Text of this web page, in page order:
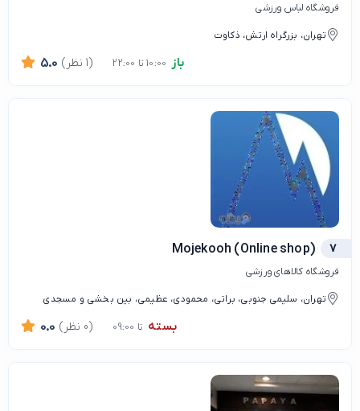
فروشگاه لباس ورزشی
تهران، بزرگراه ارتش، ذکاوت
باز 5.0 (1 نظر)
7
Mojekooh (Online shop)
فروشگاه کالاهای ورزشی
تهران، سلیمی جنوبی، براتی، محمودی، عظیمی، بین بخشی و مسجدی
بسته تا 09:00 0.0 (0 نظر)